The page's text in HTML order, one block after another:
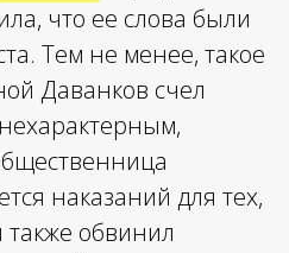
что ее слова были
Тем не менее, такое
Даванков счел
наказаний для тех,
также обвинил